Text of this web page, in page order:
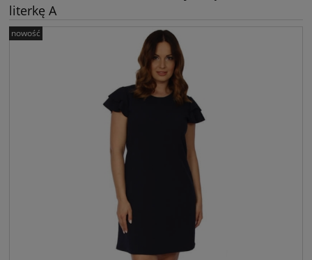
literkę A
nowość